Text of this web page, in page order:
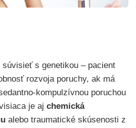
s genetikou – pacient
rozvoja poruchy, ak má
kompulzívnou poruchou
je aj chemická
alebo traumatické skúsenosti z